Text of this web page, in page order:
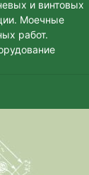
и винтовых
Моeчные
работ.